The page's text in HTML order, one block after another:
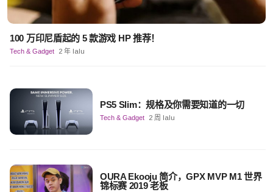
100 万印尼盾起的 5 款游戏 HP 推荐！
Tech & Gadget 2 年 lalu
PS5 Slim：规格及你需要知道的一切
Tech & Gadget 2 周 lalu
OURA Ekooju 简介，GPX MVP M1 世界
锦标赛 2019 老板